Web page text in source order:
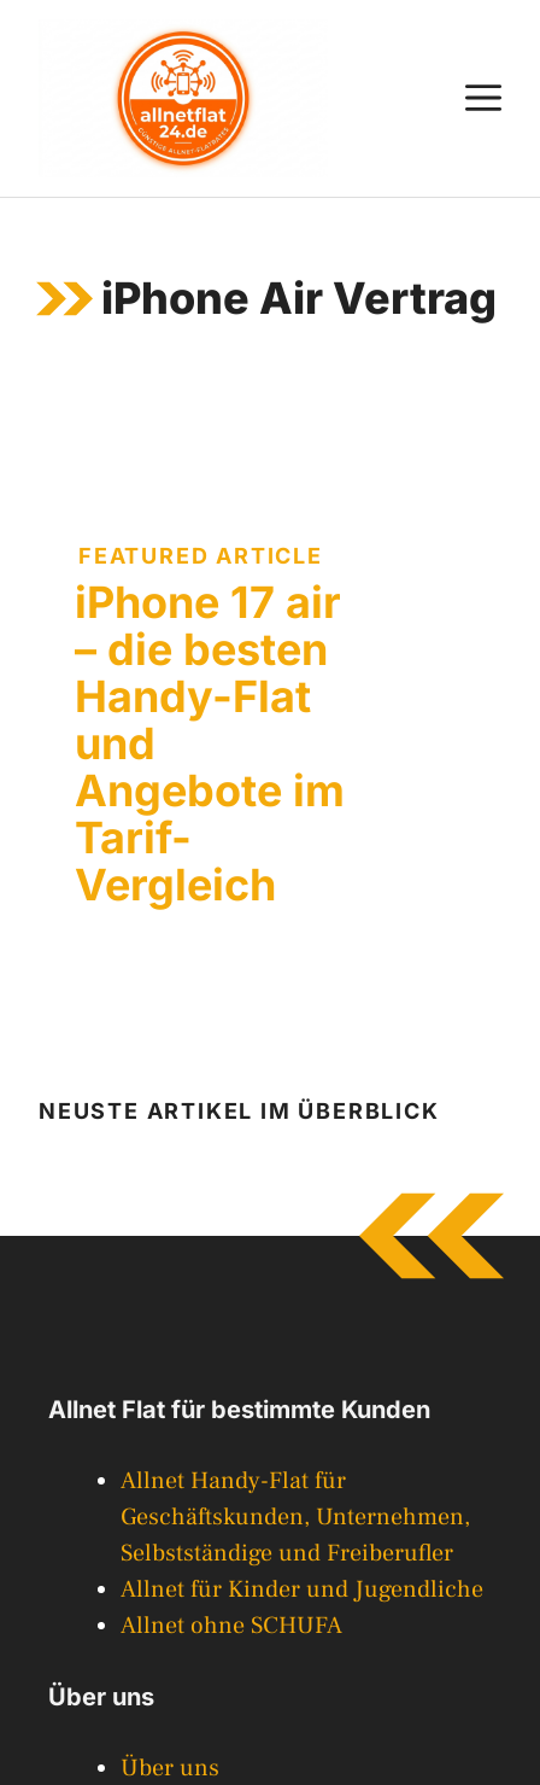
iPhone Air Vertrag
FEATURED ARTICLE
iPhone 17 air
– die besten
Handy-Flat
und
Angebote im
Tarif-
Vergleich
NEUSTE ARTIKEL IM ÜBERBLICK
Allnet Flat für bestimmte Kunden
Allnet Handy-Flat für
Geschäftskunden, Unternehmen,
Selbstständige und Freiberufler
Allnet für Kinder und Jugendliche
Allnet ohne SCHUFA
Über uns
Über uns